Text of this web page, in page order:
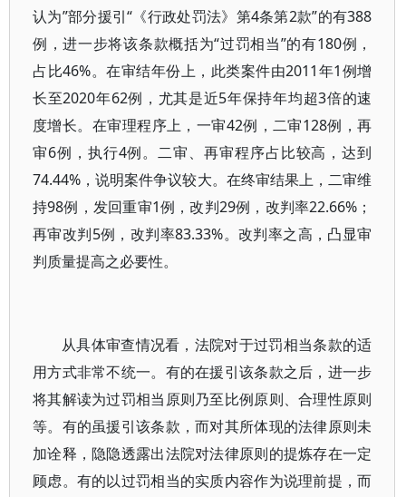
认为”部分援引“《行政处罚法》第4条第2款”的有388
例，进一步将该条款概括为“过罚相当”的有180例，
占比46%。在审结年份上，此类案件由2011年1例增
长至2020年62例，尤其是近5年保持年均超3倍的速
度增长。在审理程序上，一审42例，二审128例，再
审6例，执行4例。二审、再审程序占比较高，达到
74.44%，说明案件争议较大。在终审结果上，二审维
持98例，发回重审1例，改判29例，改判率22.66%；
再审改判5例，改判率83.33%。改判率之高，凸显审
判质量提高之必要性。
从具体审查情况看，法院对于过罚相当条款的适
用方式非常不统一。有的在援引该条款之后，进一步
将其解读为过罚相当原则乃至比例原则、合理性原则
等。有的虽援引该条款，而对其所体现的法律原则未
加诠释，隐隐透露出法院对法律原则的提炼存在一定
顾虑。有的以过罚相当的实质内容作为说理前提，而